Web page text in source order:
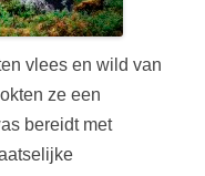
vlees en wild van
ze een
bereidt met